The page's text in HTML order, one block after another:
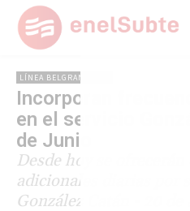
LÍNEA BELGRANO SUR
Incorporan
en el servicio
de Junio
Desde hoy se
adicionales diarias por
González Catán - 20